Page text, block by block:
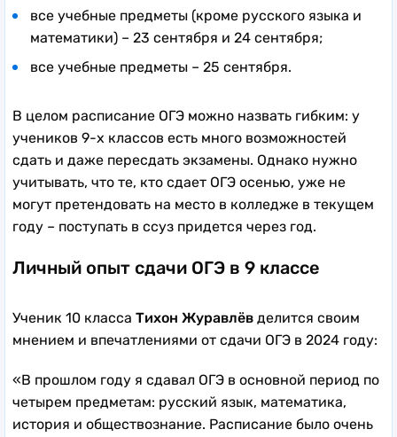
все учебные предметы (кроме русского языка и
математики) – 23 сентября и 24 сентября;
все учебные предметы – 25 сентября.
В целом расписание ОГЭ можно назвать гибким: у
учеников 9-х классов есть много возможностей
сдать и даже пересдать экзамены. Однако нужно
учитывать, что те, кто сдает ОГЭ осенью, уже не
могут претендовать на место в колледже в текущем
году – поступать в ссуз придется через год.
Личный опыт сдачи ОГЭ в 9 классе
Ученик 10 класса Тихон Журавлёв делится своим
мнением и впечатлениями от сдачи ОГЭ в 2024 году:
«В прошлом году я сдавал ОГЭ в основной период по
четырем предметам: русский язык, математика,
история и обществознание. Расписание было очень